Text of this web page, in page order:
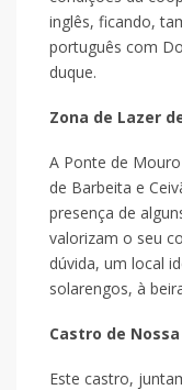
inglês, ficando,
português com
duque.
Zona de Lazer
A Ponte de
de Barbeita e
presença de
valorizam o seu
dúvida, um local
solarengos, à
Castro de
Este castro,